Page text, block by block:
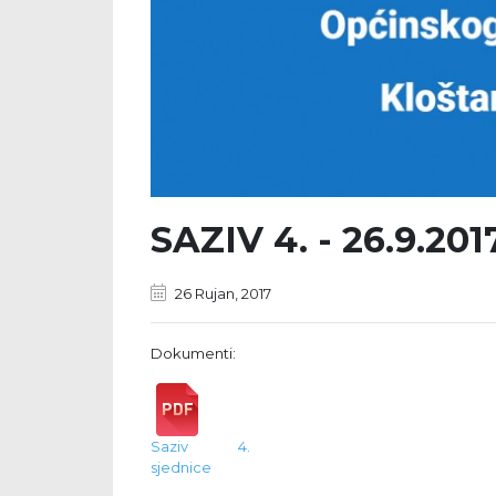
SAZIV 4. -
26 Rujan, 2017
Dokumenti:
Saziv 4.
sjednice